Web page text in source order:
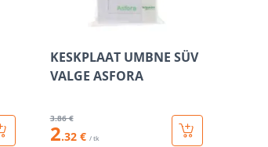
KESKPLAAT UMBNE SÜV
VALGE ASFORA
3.86 €
2.32 € / tk